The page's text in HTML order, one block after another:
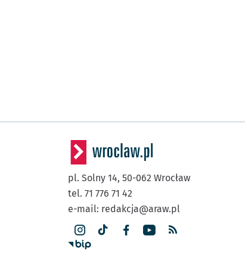
pl. Solny 14, 50-062 Wrocław
tel. 71 776 71 42
e-mail: redakcja@araw.pl